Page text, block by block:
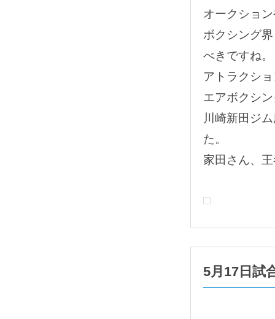
オークショ
ボクシング
べきですね。
アトラクシ
エアボクシ
川崎新田ジ
た。
家田さん、
5月17日試